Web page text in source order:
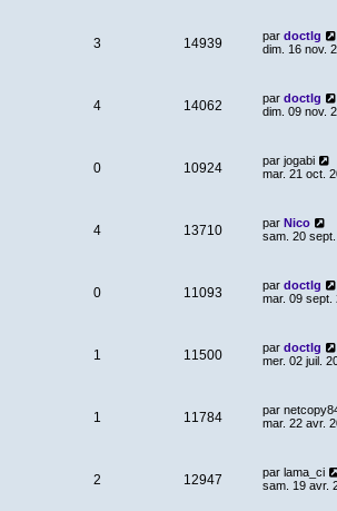
3 14939 par doctlg
dim. 16 nov.
4 14062 par doctlg
dim. 09 nov.
0 10924 par jogabi
mar. 21 oct.
4 13710 par Nico
sam. 20
0 11093 par doctlg
mar. 09 sept.
1 11500 par doctlg
mer. 02 juil.
1 11784 par
mar. 22 avr.
2 12947 par lama_ci
sam. 19 avr.